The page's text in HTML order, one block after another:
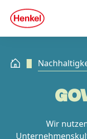
Zu Footer springen
quick
search
Wir